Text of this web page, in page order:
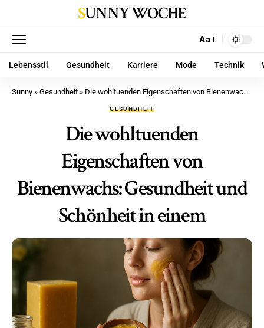
SUNNY WOCHE
Aa
Lebensstil Gesundheit Karriere Mode Technik
Sunny » Gesundheit » Die wohltuenden Eigenschaften von Bienenwachs: Gesundheit und Schönheit in einem
GESUNDHEIT
Die wohltuenden
Eigenschaften von
Bienenwachs: Gesundheit und
Schönheit in einem